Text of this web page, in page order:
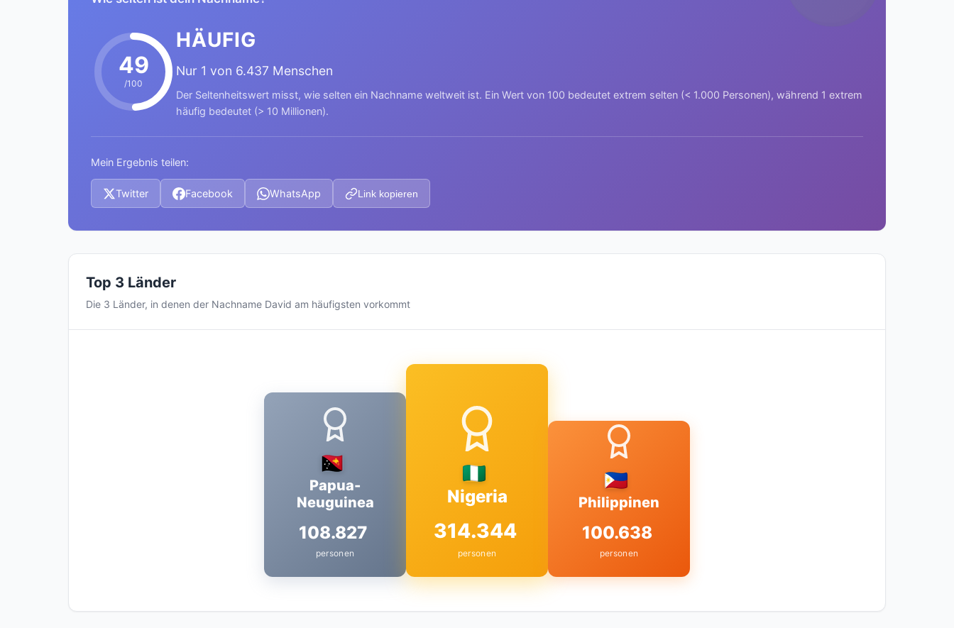
49
/100
HÄUFIG
Nur 1 von 6.437 Menschen
Der Seltenheitswert misst, wie selten ein Nachname weltweit ist. Ein Wert von 100 bedeutet extrem selten (< 1.000 Personen), während 1 extrem
häufig bedeutet (> 10 Millionen).
Mein Ergebnis teilen:
Twitter Facebook WhatsApp Link kopieren
Top 3 Länder
Die 3 Länder, in denen der Nachname David am häufigsten vorkommt
Papua-
Neuguinea
108.827
personen
Nigeria
314.344
personen
Philippinen
100.638
personen